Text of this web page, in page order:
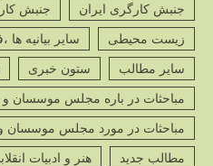
جنبش کارگری ایران
جنبش
زیست محیطی
سایر بیانیه ها
سایر مطالب
ستون خبری
مباحثات در باره مجلس موسسان
مباحثات در مورد مجلس موسسان
مطالب جدید
هنر و ادبیات